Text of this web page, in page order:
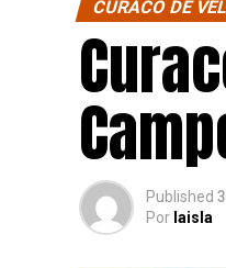
CURACO DE
Published
Por laisla